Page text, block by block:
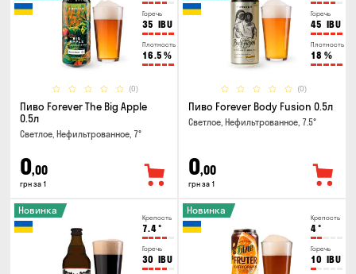
Горечь
35 IBU
Плотность
16.5 %
(0)
Пиво Forever The Big Apple
0.5л
Светлое, Нефильтрованное, 7°
0,00
грн за 1
Горечь
45 IBU
Плотность
18 %
(0)
Пиво Forever Body Fusion 0.5л
Светлое, Нефильтрованное, 7.5°
0,00
грн за 1
Крепость
7.4°
Горечь
30 IBU
Новинка
Крепость
4°
Горечь
10 IBU
Новинка